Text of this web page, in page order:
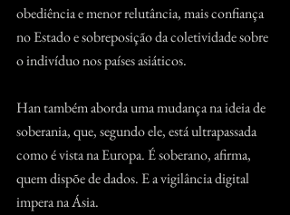
obediência e menor relutância, mais confiança
no Estado e sobreposição da coletividade sobre
o indivíduo nos países asiáticos.
Han também aborda uma mudança na ideia de
soberania, que, segundo ele, está ultrapassada
como é vista na Europa. É soberano, afirma,
quem dispõe de dados. E a vigilância digital
impera na Ásia.